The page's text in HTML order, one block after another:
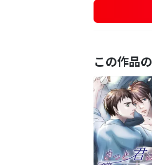
この作品